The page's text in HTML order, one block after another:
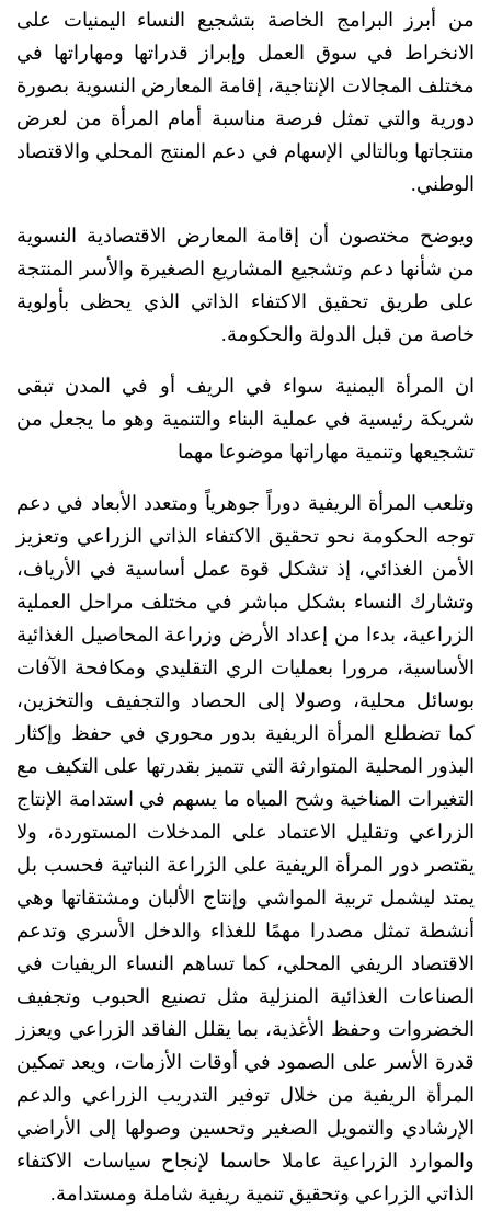
من أبرز البرامج الخاصة بتشجيع النساء اليمنيات على
الانخراط في سوق العمل وإبراز قدراتها ومهاراتها في
مختلف المجالات الإنتاجية، إقامة المعارض النسوية بصورة
دورية والتي تمثل فرصة مناسبة أمام المرأة من لعرض
منتجاتها وبالتالي الإسهام في دعم المنتج المحلي والاقتصاد
الوطني.
ويوضح مختصون أن إقامة المعارض الاقتصادية النسوية
من شأنها دعم وتشجيع المشاريع الصغيرة والأسر المنتجة
على طريق تحقيق الاكتفاء الذاتي الذي يحظى بأولوية
خاصة من قبل الدولة والحكومة.
ان المرأة اليمنية سواء في الريف أو في المدن تبقى
شريكة رئيسية في عملية البناء والتنمية وهو ما يجعل من
تشجيعها وتنمية مهاراتها موضوعا مهما
وتلعب المرأة الريفية دوراً جوهرياً ومتعدد الأبعاد في دعم
توجه الحكومة نحو تحقيق الاكتفاء الذاتي الزراعي وتعزيز
الأمن الغذائي، إذ تشكل قوة عمل أساسية في الأرياف،
وتشارك النساء بشكل مباشر في مختلف مراحل العملية
الزراعية، بدءا من إعداد الأرض وزراعة المحاصيل الغذائية
الأساسية، مرورا بعمليات الري التقليدي ومكافحة الآفات
بوسائل محلية، وصولا إلى الحصاد والتجفيف والتخزين،
كما تضطلع المرأة الريفية بدور محوري في حفظ وإكثار
البذور المحلية المتوارثة التي تتميز بقدرتها على التكيف مع
التغيرات المناخية وشح المياه ما يسهم في استدامة الإنتاج
الزراعي وتقليل الاعتماد على المدخلات المستوردة، ولا
يقتصر دور المرأة الريفية على الزراعة النباتية فحسب بل
يمتد ليشمل تربية المواشي وإنتاج الألبان ومشتقاتها وهي
أنشطة تمثل مصدرا مهمًا للغذاء والدخل الأسري وتدعم
الاقتصاد الريفي المحلي، كما تساهم النساء الريفيات في
الصناعات الغذائية المنزلية مثل تصنيع الحبوب وتجفيف
الخضروات وحفظ الأغذية، بما يقلل الفاقد الزراعي ويعزز
قدرة الأسر على الصمود في أوقات الأزمات، ويعد تمكين
المرأة الريفية من خلال توفير التدريب الزراعي والدعم
الإرشادي والتمويل الصغير وتحسين وصولها إلى الأراضي
والموارد الزراعية عاملا حاسما لإنجاح سياسات الاكتفاء
الذاتي الزراعي وتحقيق تنمية ريفية شاملة ومستدامة.